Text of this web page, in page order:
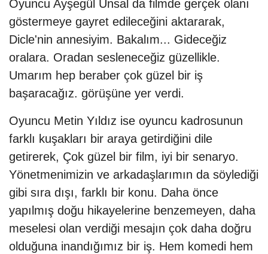
Oyuncu Ayşegül Ünsal da filmde gerçek olanı
göstermeye gayret edileceğini aktararak,
Dicle'nin annesiyim. Bakalım... Gideceğiz
oralara. Oradan sesleneceğiz güzellikle.
Umarım hep beraber çok güzel bir iş
başaracağız. görüşüne yer verdi.
Oyuncu Metin Yıldız ise oyuncu kadrosunun
farklı kuşakları bir araya getirdiğini dile
getirerek, Çok güzel bir film, iyi bir senaryo.
Yönetmenimizin ve arkadaşlarımın da söylediği
gibi sıra dışı, farklı bir konu. Daha önce
yapılmış doğu hikayelerine benzemeyen, daha
meselesi olan verdiği mesajın çok daha doğru
olduğuna inandığımız bir iş. Hem komedi hem